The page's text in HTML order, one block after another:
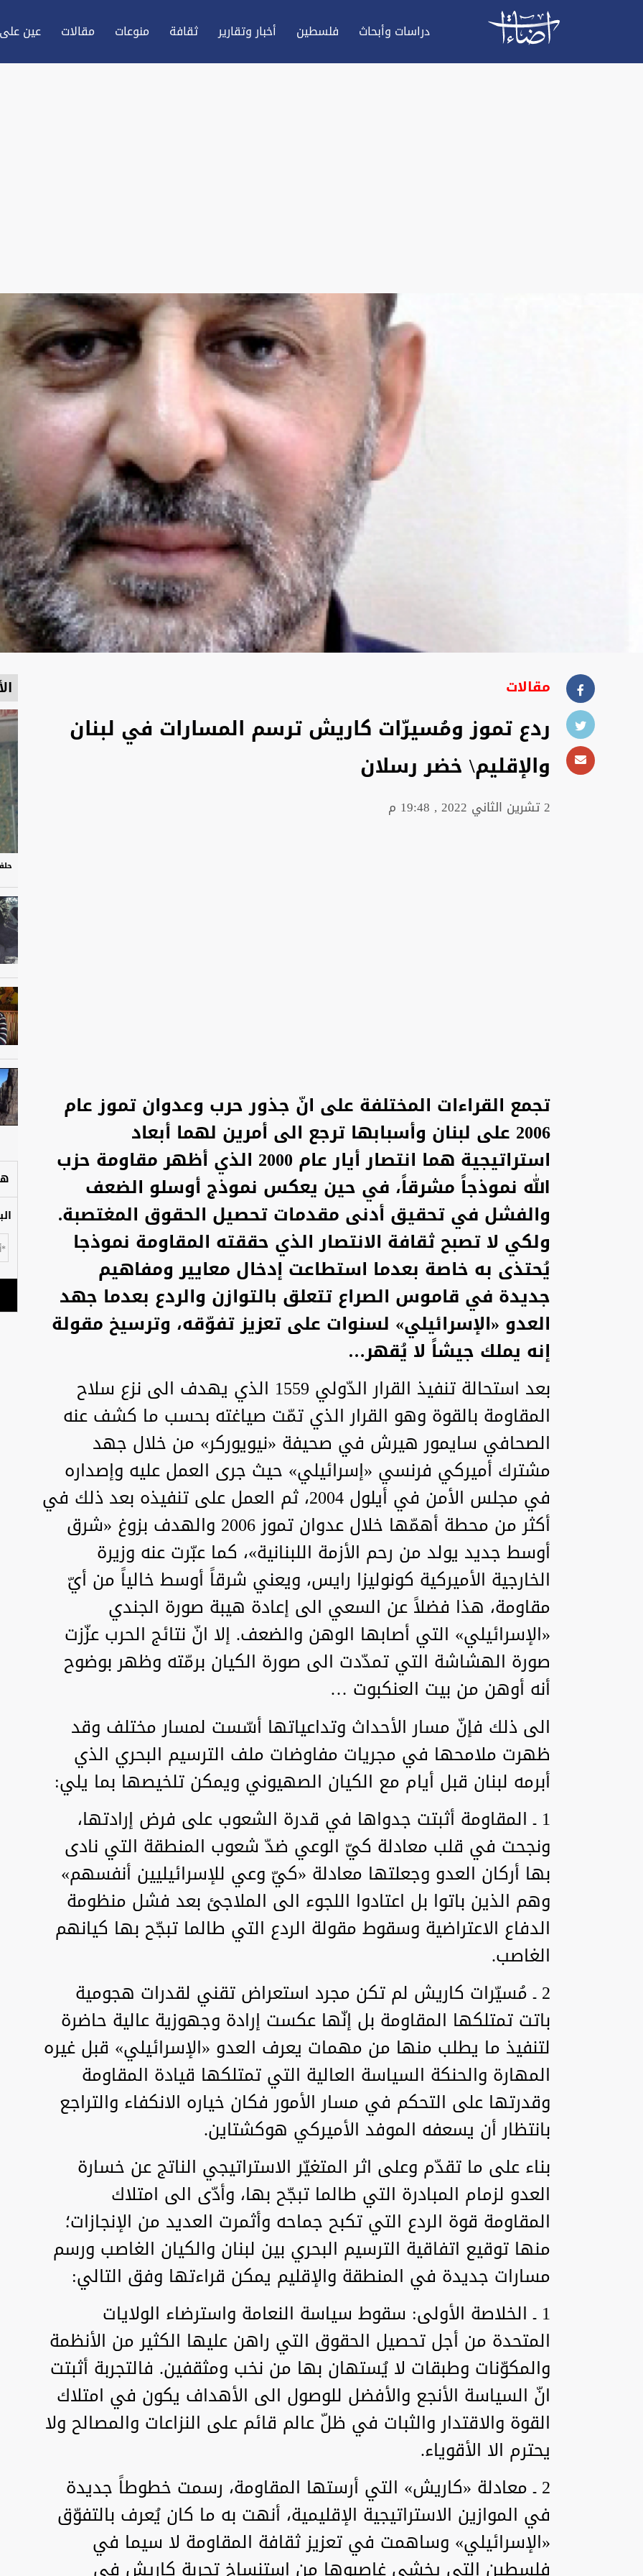
دراسات وأبحاث فلسطين أخبار وتقارير ثقافة منوعات مقالات عين
مقالات
ردع تموز ومُسيرّات كاريش ترسم المسارات في لبنان
والإقليم\ خضر رسلان
2 تشرين الثاني 2022 , 19:48 م
تجمع القراءات المختلفة على انّ جذور حرب وعدوان تموز عام
2006 على لبنان وأسبابها ترجع الى أمرين لهما أبعاد
استراتيجية هما انتصار أيار عام 2000 الذي أظهر مقاومة حزب
الله نموذجاً مشرقاً، في حين يعكس نموذج أوسلو الضعف
والفشل في تحقيق أدنى مقدمات تحصيل الحقوق المغتصبة.
ولكي لا تصبح ثقافة الانتصار الذي حققته المقاومة نموذجا
يُحتذى به خاصة بعدما استطاعت إدخال معايير ومفاهيم
جديدة في قاموس الصراع تتعلق بالتوازن والردع بعدما جهد
العدو «الإسرائيلي» لسنوات على تعزيز تفوّقه، وترسيخ مقولة
إنه يملك جيشاً لا يُقهر…
بعد استحالة تنفيذ القرار الدّولي 1559 الذي يهدف الى نزع سلاح
المقاومة بالقوة وهو القرار الذي تمّت صياغته بحسب ما كشف عنه
الصحافي سايمور هيرش في صحيفة «نيويوركر» من خلال جهد
مشترك أميركي فرنسي «إسرائيلي» حيث جرى العمل عليه وإصداره
في مجلس الأمن في أيلول 2004، ثم العمل على تنفيذه بعد ذلك في
أكثر من محطة أهمّها خلال عدوان تموز 2006 والهدف بزوغ «شرق
أوسط جديد يولد من رحم الأزمة اللبنانية»، كما عبّرت عنه وزيرة
الخارجية الأميركية كونوليزا رايس، ويعني شرقاً أوسط خالياً من أيّ
مقاومة، هذا فضلاً عن السعي الى إعادة هيبة صورة الجندي
«الإسرائيلي» التي أصابها الوهن والضعف. إلا انّ نتائج الحرب عزّزت
صورة الهشاشة التي تمدّدت الى صورة الكيان برمّته وظهر بوضوح
أنه أوهن من بيت العنكبوت …
الى ذلك فإنّ مسار الأحداث وتداعياتها أسّست لمسار مختلف وقد
ظهرت ملامحها في مجريات مفاوضات ملف الترسيم البحري الذي
أبرمه لبنان قبل أيام مع الكيان الصهيوني ويمكن تلخيصها بما يلي:
1 ـ المقاومة أثبتت جدواها في قدرة الشعوب على فرض إرادتها،
ونجحت في قلب معادلة كيّ الوعي ضدّ شعوب المنطقة التي نادى
بها أركان العدو وجعلتها معادلة «كيّ وعي للإسرائيليين أنفسهم»
وهم الذين باتوا بل اعتادوا اللجوء الى الملاجئ بعد فشل منظومة
الدفاع الاعتراضية وسقوط مقولة الردع التي طالما تبجّح بها كيانهم
الغاصب.
2 ـ مُسيّرات كاريش لم تكن مجرد استعراض تقني لقدرات هجومية
باتت تمتلكها المقاومة بل إنّها عكست إرادة وجهوزية عالية حاضرة
لتنفيذ ما يطلب منها من مهمات يعرف العدو «الإسرائيلي» قبل غيره
المهارة والحنكة السياسة العالية التي تمتلكها قيادة المقاومة
وقدرتها على التحكم في مسار الأمور فكان خياره الانكفاء والتراجع
بانتظار أن يسعفه الموفد الأميركي هوكشتاين.
بناء على ما تقدّم وعلى اثر المتغيّر الاستراتيجي الناتج عن خسارة
العدو لزمام المبادرة التي طالما تبجّح بها، وأدّى الى امتلاك
المقاومة قوة الردع التي تكبح جماحه وأثمرت العديد من الإنجازات؛
منها توقيع اتفاقية الترسيم البحري بين لبنان والكيان الغاصب ورسم
مسارات جديدة في المنطقة والإقليم يمكن قراءتها وفق التالي:
1 ـ الخلاصة الأولى: سقوط سياسة النعامة واسترضاء الولايات
المتحدة من أجل تحصيل الحقوق التي راهن عليها الكثير من الأنظمة
والمكوّنات وطبقات لا يُستهان بها من نخب ومثقفين. فالتجربة أثبتت
انّ السياسة الأنجع والأفضل للوصول الى الأهداف يكون في امتلاك
القوة والاقتدار والثبات في ظلّ عالم قائم على النزاعات والمصالح ولا
يحترم الا الأقوياء.
2 ـ معادلة «كاريش» التي أرستها المقاومة، رسمت خطوطاً جديدة
في الموازين الاستراتيجية الإقليمية، أنهت به ما كان يُعرف بالتفوّق
«الإسرائيلي» وساهمت في تعزيز ثقافة المقاومة لا سيما في